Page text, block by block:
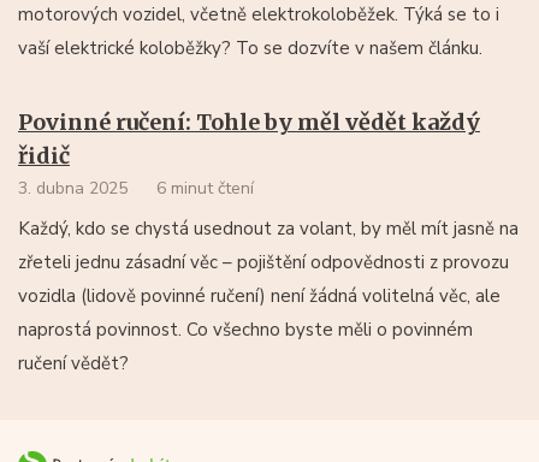
motorových vozidel, včetně elektrokoloběžek. Týká se to i
vaší elektrické koloběžky? To se dozvíte v našem článku.
Povinné ručení: Tohle by měl vědět každý
řidič
3. dubna 2025 6 minut čtení
Každý, kdo se chystá usednout za volant, by měl mít jasně na
zřeteli jednu zásadní věc – pojištění odpovědnosti z provozu
vozidla (lidově povinné ručení) není žádná volitelná věc, ale
naprostá povinnost. Co všechno byste měli o povinném
ručení vědět?